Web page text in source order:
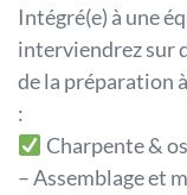
Intégré(e) à une
interviendrez sur
de la préparation
:
Charpente &
– Assemblage et